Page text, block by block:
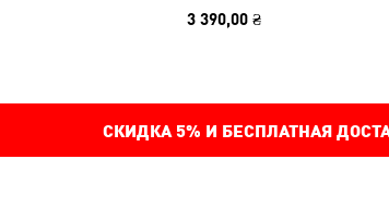
3 390,00 ₴
СКИДКА 5% И БЕСПЛАТНАЯ